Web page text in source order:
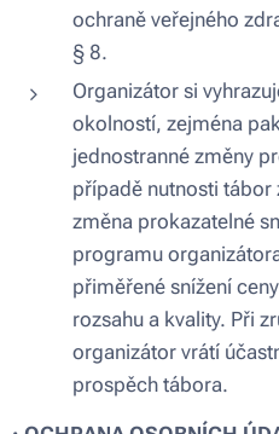
ochraně veřejného
§ 8.
Organizátor si
okolností, zejména
jednostranné změny
případě nutnosti tábor
změna prokazatelné
programu
přiměřené snížení
rozsahu a kvality. Při
organizátor vrátí
prospěch tábora.